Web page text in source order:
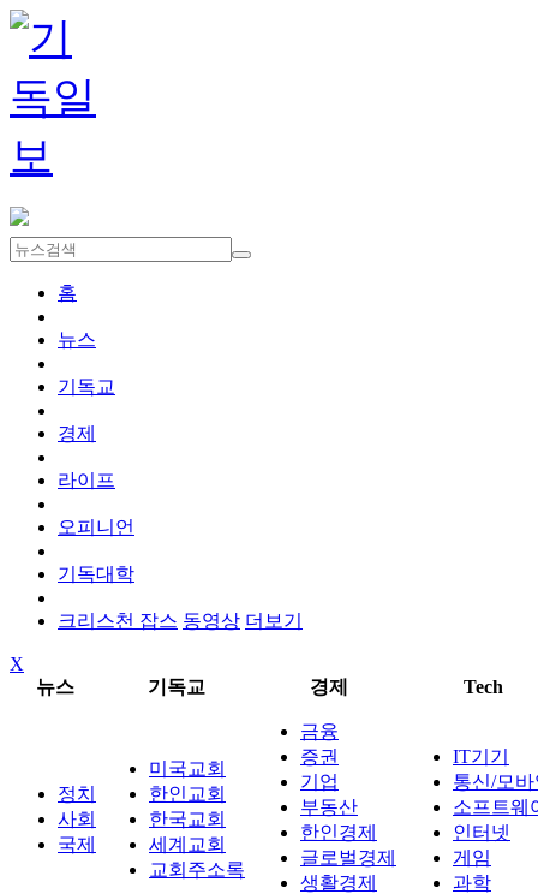
홈
뉴스
기독교
경제
라이프
오피니언
기독대학
크리스천 잡스 동영상 더보기
X
뉴스
기독교 경제 Tech
정치
사회
국제
미국교회
한인교회
한국교회
세계교회
교회주소록
금융
증권
기업
부동산
한인경제
글로벌경제
생활경제
IT기기
통신/모
소프트웨
인터넷
게임
과학